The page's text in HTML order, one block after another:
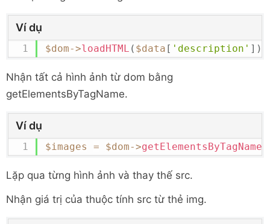
Ví dụ
$dom->loadHTML ( $data [ 'description' ] )
Nhận tất cả hình ảnh từ dom bằng
getElementsByTagName.
Ví dụ
$images = $dom->getElementsByTagName
Lặp qua từng hình ảnh và thay thế src.
Nhận giá trị của thuộc tính src từ thẻ img.